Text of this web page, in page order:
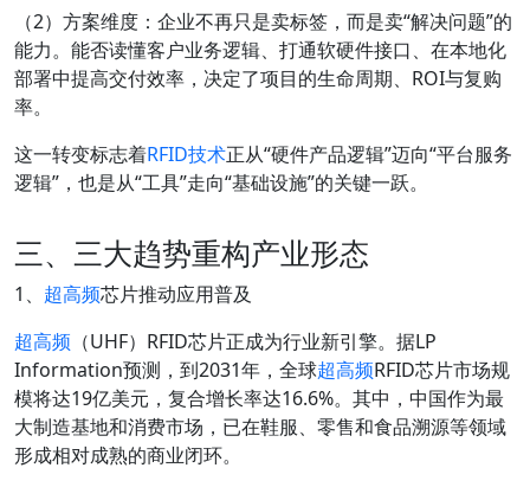
（2）方案维度：企业不再只是卖标签，而是卖“解决问题”的
能力。能否读懂客户业务逻辑、打通软硬件接口、在本地化
部署中提高交付效率，决定了项目的生命周期、ROI与复购
率。
这一转变标志着RFID技术正从“硬件产品逻辑”迈向“平台服务
逻辑”，也是从“工具”走向“基础设施”的关键一跃。
三、三大趋势重构产业形态
1、 超高频芯片推动应用普及
超高频 （UHF）RFID芯片正成为行业新引擎。据LP
Information预测，到2031年，全球超高频RFID芯片市场规
模将达19亿美元，复合增长率达16.6%。其中，中国作为最
大制造基地和消费市场，已在鞋服、零售和食品溯源等领域
形成相对成熟的商业闭环。